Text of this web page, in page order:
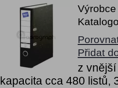
Přidat
z
kapacita cca 480 listů,